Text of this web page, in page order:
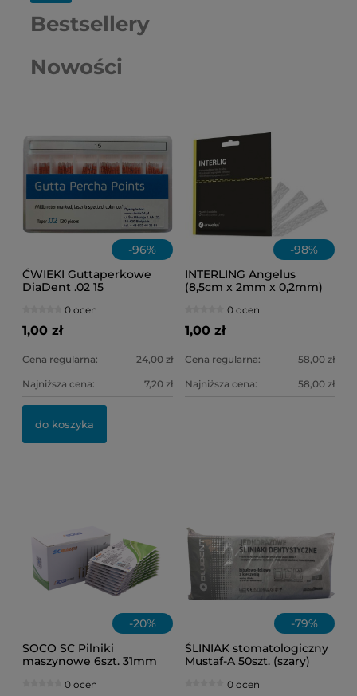
Nowości
Bestsellery
-96%
ĆWIEKI Guttaperkowe
DiaDent .02 15
0 ocen
1,00 zł
Cena regularna: 24,00 zł
Najniższa cena: 7,20 zł
do koszyka
-98%
INTERLING Angelus
(8,5cm x 2mm x 0,2mm)
0 ocen
1,00 zł
Cena regularna: 58,00 zł
Najniższa cena: 58,00 zł
-20%
SOCO SC Pilniki
maszynowe 6szt. 31mm
0 ocen
-79%
ŚLINIAK stomatologiczny
Mustaf-A 50szt. (szary)
0 ocen